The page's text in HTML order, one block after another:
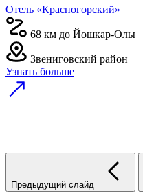
Отель «Красногорский»
68 км до Йошкар-Олы
Звениговский район
Узнать больше
Предыдущий слайд